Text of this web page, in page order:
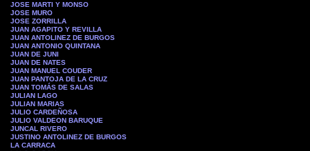
JOSE MARTI Y MONSO
JOSE MURO
JOSE ZORRILLA
JUAN AGAPITO Y REVILLA
JUAN ANTOLINEZ DE BURGOS
JUAN ANTONIO QUINTANA
JUAN DE JUNI
JUAN DE NATES
JUAN MANUEL COUDER
JUAN PANTOJA DE LA CRUZ
JUAN TOMÁS DE SALAS
JULIAN LAGO
JULIAN MARIAS
JULIO CARDEÑOSA
JULIO VALDEON BARUQUE
JUNCAL RIVERO
JUSTINO ANTOLINEZ DE BURGOS
LA CARRACA